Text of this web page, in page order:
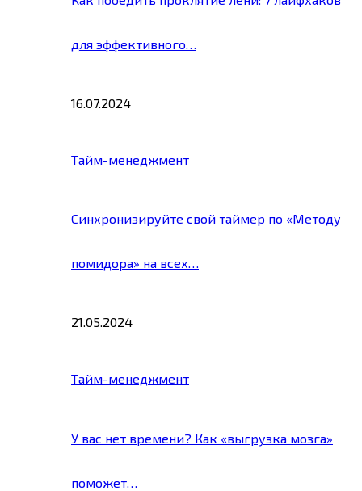
для эффективного…
16.07.2024
Тайм-менеджмент
Синхронизируйте свой таймер по «Методу
помидора» на всех…
21.05.2024
Тайм-менеджмент
У вас нет времени? Как «выгрузка мозга»
поможет…